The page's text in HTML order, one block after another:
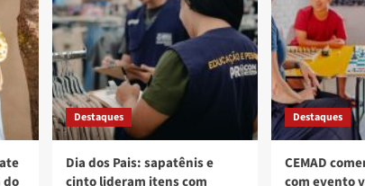
do
Destaques
Dia dos Pais: sapatênis e
cinto lideram itens com
Destaques
CEMAD
com evento